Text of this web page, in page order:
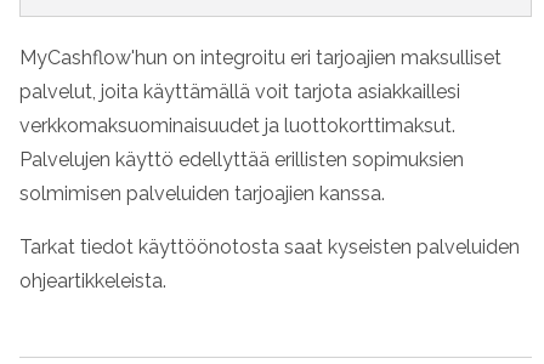
MyCashflow'hun on integroitu eri tarjoajien maksulliset
palvelut, joita käyttämällä voit tarjota asiakkaillesi
verkkomaksuominaisuudet ja luottokorttimaksut.
Palvelujen käyttö edellyttää erillisten sopimuksien
solmimisen palveluiden tarjoajien kanssa.
Tarkat tiedot käyttöönotosta saat kyseisten palveluiden
ohjeartikkeleista.